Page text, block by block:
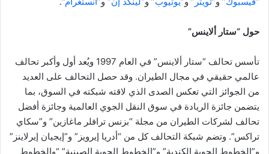
حول “ستار ألاينس”
تأسس تحالف “ستار ألاينس” في العام 1997 ويُعد أول وأكبر تحالف
عالمي حقيقي في مجال الطيران. وقد حصل التحالف على العديد
من الجوائز التي تعكس الصدى الذي لاقته شبكته في السوق، بما
يتضمن جائزة الريادة في سوق النقل الجوي العالمية وجائزة أفضل
تحالف لشركات الطيران من مجلة “بزنس ترافلر ماغازين” و”سكاي
تراكس”. وتضم شبكة التحالف كل من “أدريا إيرويز” و”إيجيان إيرلاينز”
و”الخطوط الجوية الكندية” و”الخطوط الجوية الصينية” “والخطوط